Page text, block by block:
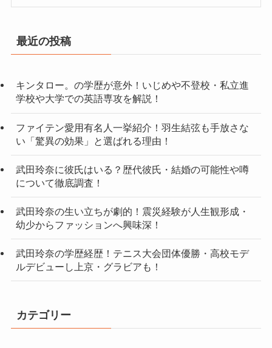
最近の投稿
キンタロー。の学歴が意外！いじめや不登校・私立進
学校や大学での英語専攻を解説！
ファイテン愛用有名人一挙紹介！羽生結弦も手放さな
い「驚異の効果」と選ばれる理由！
武田玲奈に彼氏はいる？歴代彼氏・結婚の可能性や噂
について徹底調査！
武田玲奈の生い立ちが劇的！震災経験が人生観形成・
幼少からファッションへ興味深！
武田玲奈の学歴経歴！テニス大会団体優勝・高校モデ
ルデビューし上京・グラビアも！
カテゴリー